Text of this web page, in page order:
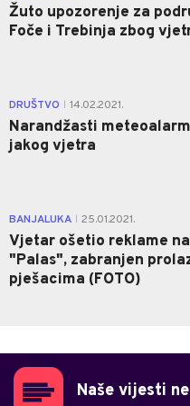
Žuto upozorenje za
Foče i Trebinja zbog
DRUŠTVO 14.02.2021.
Narandžasti
jakog vjetra
BANJALUKA 25.01.2021.
Vjetar ošetio reklame
"Palas", zabranjen
pješacima (FOTO)
Naše vijesti